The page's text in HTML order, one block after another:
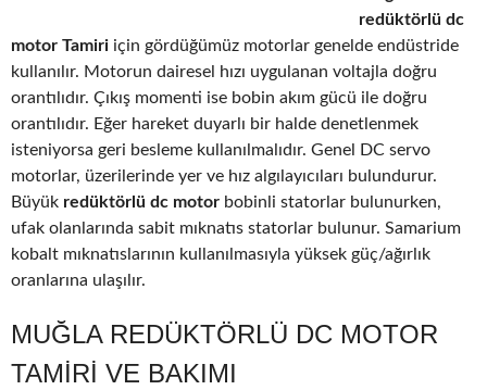
redüktörlü dc
motor Tamiri için gördüğümüz motorlar genelde endüstride
kullanılır. Motorun dairesel hızı uygulanan voltajla doğru
orantılıdır. Çıkış momenti ise bobin akım gücü ile doğru
orantılıdır. Eğer hareket duyarlı bir halde denetlenmek
isteniyorsa geri besleme kullanılmalıdır. Genel DC servo
motorlar, üzerilerinde yer ve hız algılayıcıları bulundurur.
Büyük redüktörlü dc motor bobinli statorlar bulunurken,
ufak olanlarında sabit mıknatıs statorlar bulunur. Samarium
kobalt mıknatıslarının kullanılmasıyla yüksek güç/ağırlık
oranlarına ulaşılır.
MUĞLA REDÜKTÖRLÜ DC MOTOR
TAMIRI VE BAKIMI